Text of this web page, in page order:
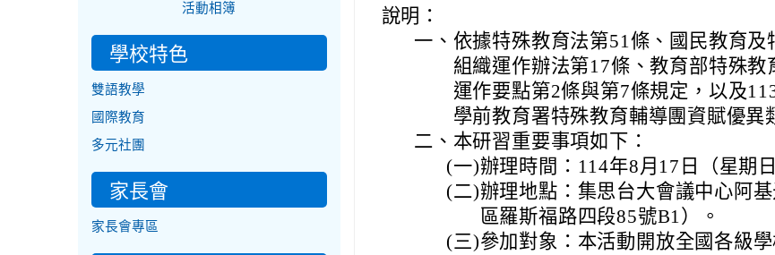
說明：
一、 依據特殊教育法第51條、國民教育
組織運作辦法第17條、教育部特殊教
運作要點第2條與第7條規定，以及
學前教育署特殊教育輔導團資賦優異
二、 本研習重要事項如下：
(一)辦理時間：114年8月17日（星期
(二)辦理地點：集思台大會議中心阿
區羅斯福路四段85號B1）。
(三)參加對象：本活動開放全國各級
活動相簿
學校特色
雙語教學
國際教育
多元社團
家長會
家長會專區